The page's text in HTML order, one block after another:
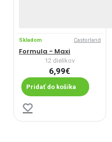
Skladom Castorland
Formula - Maxi
12 dielikov
6,99€
Pridať do košíka